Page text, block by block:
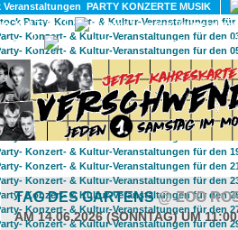
PARTY KONZERTE MUSIK
KULTUR
GAY
TAG DES GARTENS@ ZOO
AM 14.06.2026 (SONNTAG) UM